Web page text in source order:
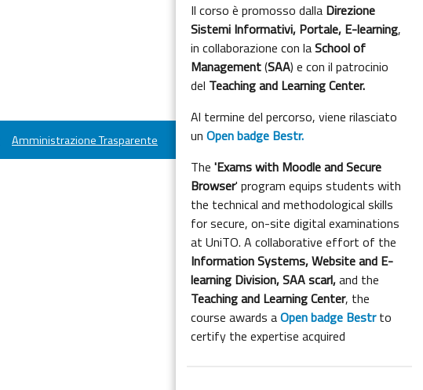
Il corso è promosso dalla Direzione
Sistemi Informativi, Portale, E-learning,
in collaborazione con laSchool of
Management(SAA) e con il patrocinio
del Teaching and Learning Center.
Al termine del percorso, viene rilasciato
unOpen badge Bestr.
The'Exams with Moodle and Secure
Browser' program equips students with
the technical and methodological skills
for secure, on-site digital examinations
at UniTO. A collaborative effort of the
Information Systems, Website and E-
learning Division,SAA scarl,and the
Teaching and Learning Center, the
course awards aOpen badge Bestrto
certify the expertise acquired
Amministrazione Trasparente